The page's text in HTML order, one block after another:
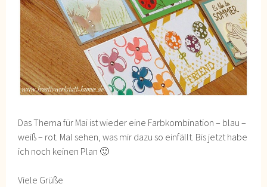
Das Thema für Mai ist wieder eine Farbkombination – blau –
weiß – rot. Mal sehen, was mir dazu so einfällt. Bis jetzt habe
ich noch keinen Plan 🙂
Viele Grüße